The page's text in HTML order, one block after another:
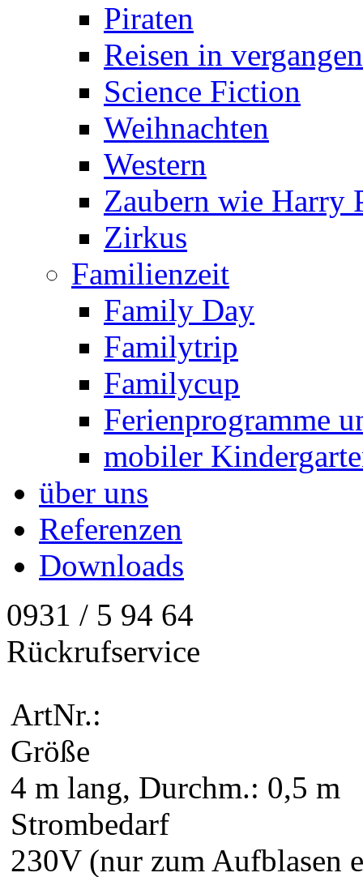
Piraten
Reisen in
Science Fiction
Weihnachten
Western
Zaubern wie Harry
Zirkus
Familienzeit
Family Day
Familytrip
Familycup
Ferienprogramme
mobiler
über uns
Referenzen
Downloads
0931 / 5 94 64
Rückrufservice
ArtNr.:
Größe
4 m lang, Durchm.: 0,5 m
Strombedarf
230V (nur zum Aufblasen